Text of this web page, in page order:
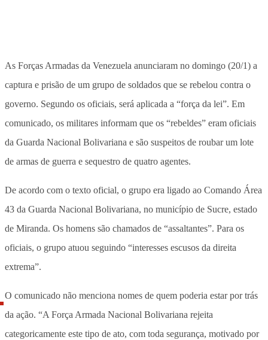
As Forças Armadas da Venezuela anunciaram no domingo (20/1) a
captura e prisão de um grupo de soldados que se rebelou contra o
governo. Segundo os oficiais, será aplicada a “força da lei”. Em
comunicado, os militares informam que os “rebeldes” eram oficiais
da Guarda Nacional Bolivariana e são suspeitos de roubar um lote
de armas de guerra e sequestro de quatro agentes.
De acordo com o texto oficial, o grupo era ligado ao Comando Área
43 da Guarda Nacional Bolivariana, no município de Sucre, estado
de Miranda. Os homens são chamados de “assaltantes”. Para os
oficiais, o grupo atuou seguindo “interesses escusos da direita
extrema”.
O comunicado não menciona nomes de quem poderia estar por trás
da ação. “A Força Armada Nacional Bolivariana rejeita
categoricamente este tipo de ato, com toda segurança, motivado por